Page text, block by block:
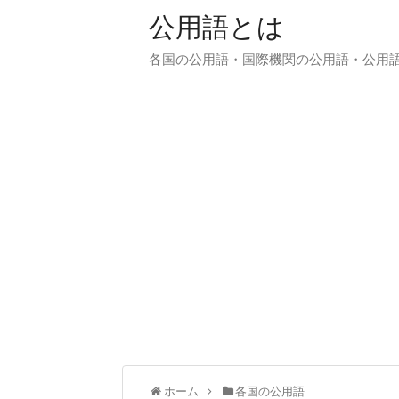
公用語とは
各国の公用語・国際機関の公用語・公用
ホーム 各国の公用語